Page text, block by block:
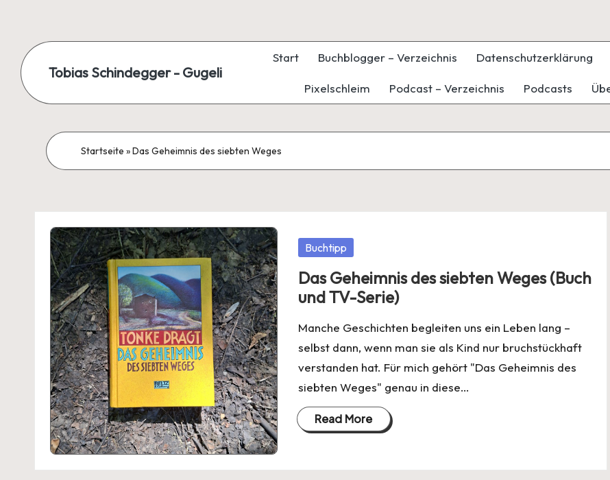
content
Tobias Schindegger - Gugeli
Start Buchblogger – Verzeichnis Datenschutzerklärung
Pixelschleim Podcast – Verzeichnis Podcasts
Startseite »Das Geheimnis des siebten Weges
Posted
Buchtipp
Das Geheimnis des siebten Weges (Buch
und TV-Serie)
Manche Geschichten begleiten uns ein Leben lang –
selbst dann, wenn man sie als Kind nur bruchstückhaft
verstanden hat. Für mich gehört "Das Geheimnis des
siebten Weges" genau in diese…
Read More